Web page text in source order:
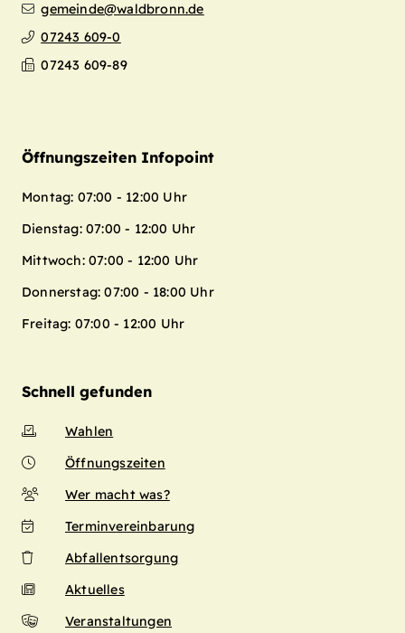
gemeinde@waldbronn.de
07243 609-0
07243 609-89
Öffnungszeiten Infopoint
Montag: 07:00 - 12:00 Uhr
Dienstag: 07:00 - 12:00 Uhr
Mittwoch: 07:00 - 12:00 Uhr
Donnerstag: 07:00 - 18:00 Uhr
Freitag: 07:00 - 12:00 Uhr
Schnell gefunden
Wahlen
Öffnungszeiten
Wer macht was?
Terminvereinbarung
Abfallentsorgung
Aktuelles
Veranstaltungen